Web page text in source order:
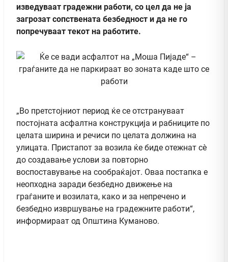
изведуваат градежни работи, со цел да не ја
загрозат сопствената безбедност и да не го
попречуваат текот на работите.
„Во претстојниот период ќе се отстрануваат
постојната асфалтна конструкција и рабниците по
целата ширина и речиси по целата должина на
улицата. Пристапот за возила ќе биде отежнат сè
до создавање услови за повторно
воспоставување на сообраќајот. Оваа постапка е
неопходна заради безбедно движење на
граѓаните и возилата, како и за непречено и
безбедно извршување на градежните работи“,
информираат од Општина Куманово.